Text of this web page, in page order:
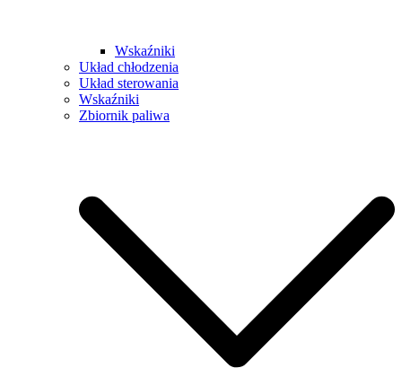
Wskaźniki
Układ chłodzenia
Układ sterowania
Wskaźniki
Zbiornik paliwa